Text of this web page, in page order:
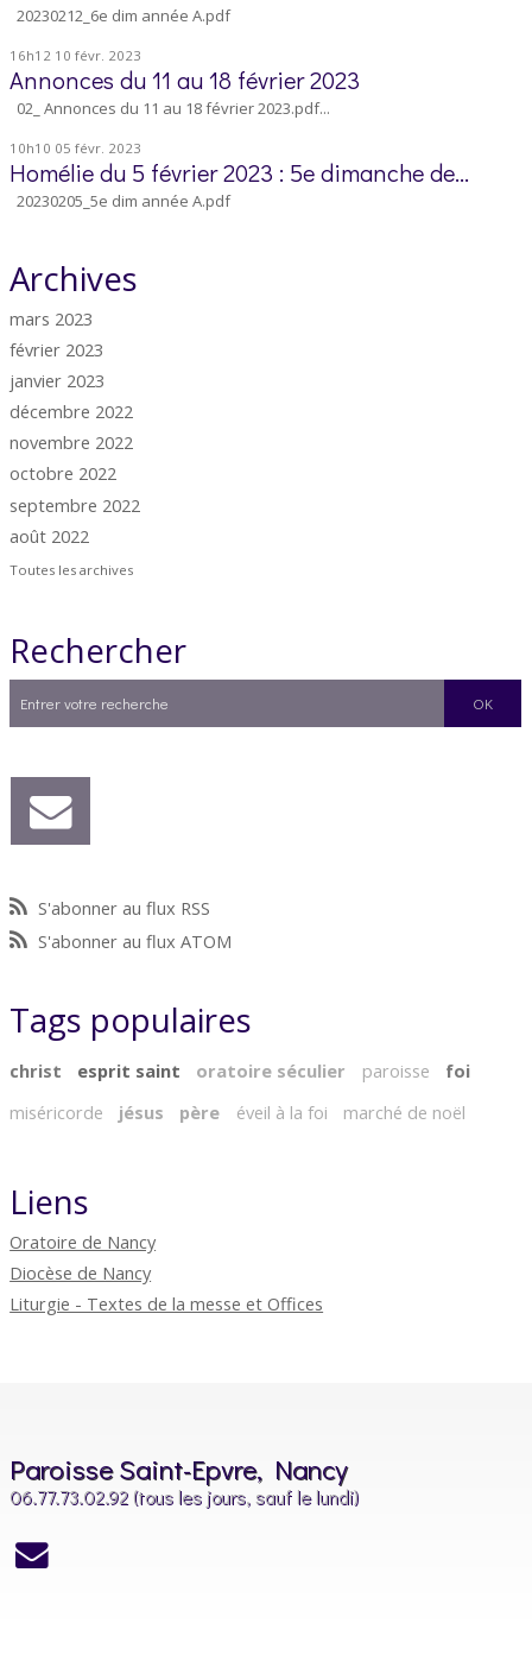
20230212_6e dim année A.pdf
16h12 10 févr. 2023
Annonces du 11 au 18 février 2023
02_ Annonces du 11 au 18 février 2023.pdf...
10h10 05 févr. 2023
Homélie du 5 février 2023 : 5e dimanche de...
20230205_5e dim année A.pdf
Archives
mars 2023
février 2023
janvier 2023
décembre 2022
novembre 2022
octobre 2022
septembre 2022
août 2022
Toutes les archives
Rechercher
S'abonner au flux RSS
S'abonner au flux ATOM
Tags populaires
christ esprit saint oratoire séculier paroisse
foi
miséricorde
jésus père éveil à la foi marché de noël
Liens
Oratoire de Nancy
Diocèse de Nancy
Liturgie - Textes de la messe et Offices
Paroisse Saint-Epvre, Nancy
06.77.73.02.92 (tous les jours, sauf le lundi)